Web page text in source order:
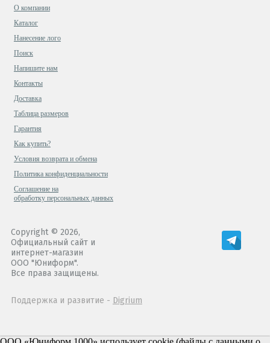
О компании
Каталог
Нанесение лого
Поиск
Напишите нам
Контакты
Доставка
Таблица размеров
Гарантия
Как купить?
Условия возврата и обмена
Политика конфиденциальности
Cоглашение на
обработку персональных данных
Copyright © 2026,
Официальный сайт и
интернет-магазин
ООО "Юниформ".
Все права защищены.
Поддержка и развитие - Digrium